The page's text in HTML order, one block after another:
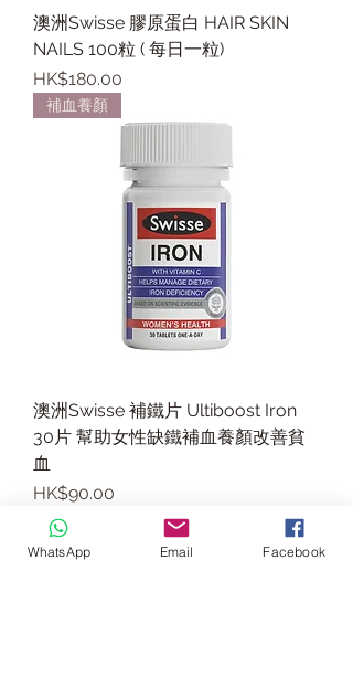
澳洲Swisse 膠原蛋白 HAIR SKIN
NAILS 100粒 ( 每日一粒)
價格
HK$180.00
補血養顏
澳洲Swisse 補鐵片 Ultiboost Iron
30片 幫助女性缺鐵補血養顏改善貧
血
價格
HK$90.00
骨骼牙齒健康
WhatsApp Email Facebook